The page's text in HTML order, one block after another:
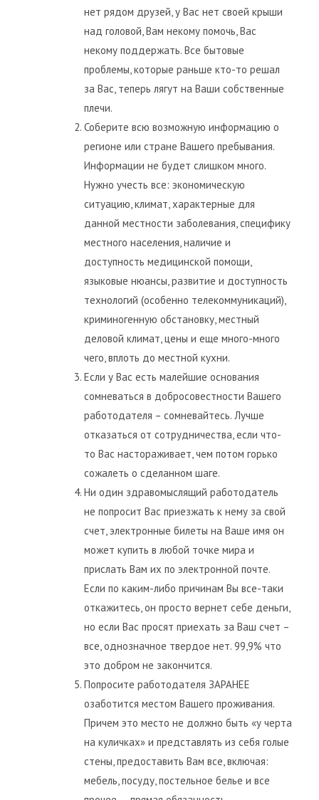
нет рядом друзей, у Вас нет своей крыши
над головой, Вам некому помочь, Вас
некому поддержать. Все бытовые
проблемы, которые раньше кто-то решал
за Вас, теперь лягут на Ваши собственные
плечи.
Соберите всю возможную информацию о
регионе или стране Вашего пребывания.
Информации не будет слишком много.
Нужно учесть все: экономическую
ситуацию, климат, характерные для
данной местности заболевания, специфику
местного населения, наличие и
доступность медицинской помощи,
языковые нюансы, развитие и доступность
технологий (особенно телекоммуникаций),
криминогенную обстановку, местный
деловой климат, цены и еще много-много
чего, вплоть до местной кухни.
Если у Вас есть малейшие основания
сомневаться в добросовестности Вашего
работодателя – сомневайтесь. Лучше
отказаться от сотрудничества, если что-
то Вас настораживает, чем потом горько
сожалеть о сделанном шаге.
Ни один здравомыслящий работодатель
не попросит Вас приезжать к нему за свой
счет, электронные билеты на Ваше имя он
может купить в любой точке мира и
прислать Вам их по электронной почте.
Если по каким-либо причинам Вы все-таки
откажитесь, он просто вернет себе деньги,
но если Вас просят приехать за Ваш счет –
все, однозначное твердое нет. 99,9% что
это добром не закончится.
Попросите работодателя ЗАРАНЕЕ
озаботится местом Вашего проживания.
Причем это место не должно быть «у черта
на куличках» и представлять из себя голые
стены, предоставить Вам все, включая:
мебель, посуду, постельное белье и все